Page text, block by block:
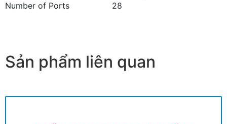
Number of Ports
28
Sản phẩm liên quan